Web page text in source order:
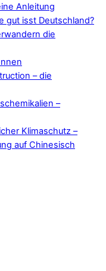
Anleitung
gut isst Deutschland?
– die
–
Klimaschutz –
auf Chinesisch